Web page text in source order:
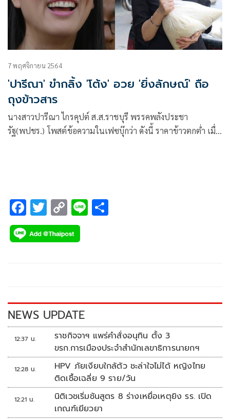
7 พฤศจิกายน 2564
'ปารีณา' ขำกลิ้ง 'โต้ง' อวย 'ยิ่งลักษณ์' ถือ
ถุงข้าวสาร
นางสาวปารีณา ไกรคุปต์ ส.ส.ราชบุรี พรรคพลังประชา
รัฐ(พปชร.) โพสต์ข้อความในเฟซบุ๊กว่า ดังนี้ ราคาข้าวตกต่ำ เมื่อ
F
ac
e
k
T
wi
tt
C
o
p
k
Li
NEWS UPDATE
12:37 น.
ราชกิจจาฯ แพร่คำสั่งอนุทิน ตั้ง 3
ขรก.การเมืองประจำสำนักเลขาธิการนายกฯ
12:28 น.
HPV ภัยเงียบใกล้ตัว ชะล่าใจไม่ได้ หญิงไทย
ติดเชื้อเฉลี่ย 9 ราย/วัน
12:21 น.
นิติเวชเริ่มชันสูตร 8 ร่างเหยื่อเหตุยิง รร. เปิด
เกณฑ์เยียวยา